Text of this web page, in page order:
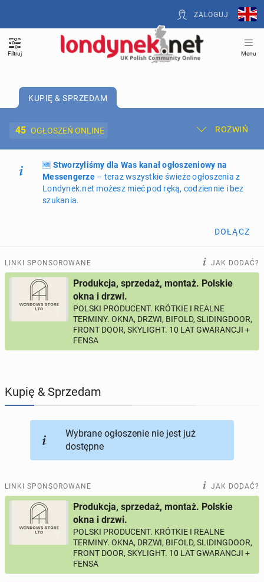
ZALOGUJ
Filtruj Menu
KUPIĘ & SPRZEDAM
45 OGŁOSZEŃ ONLINE ROZWIŃ
Dodaj ogłoszenie Moje ogłoszenia
Oferta i cennik ogłoszeń
ogłoszeń online
PROFILE KANDYDATÓW 303profile online
USŁUGI 169ogłoszeń online
MOTORYZACJA 12ogłoszeń online
🆕 Stworzyliśmy dla Was kanał ogłoszeniowy na
Messengerze– teraz wszystkie świeże ogłoszenia z
Londynek.net możesz mieć pod ręką, codziennie i bez
szukania.
DOŁĄCZ
LINKI SPONSOROWANE JAK DODAĆ?
Produkcja, sprzedaż, montaż. Polskie
okna i drzwi.
POLSKI PRODUCENT. KRÓTKIE I REALNE
TERMINY. OKNA, DRZWI, BIFOLD, SLIDINGDOOR,
FRONT DOOR, SKYLIGHT. 10 LAT GWARANCJI +
FENSA
Kupię & Sprzedam
Wybrane ogłoszenie nie jest już
dostępne
LINKI SPONSOROWANE JAK DODAĆ?
Produkcja, sprzedaż, montaż. Polskie
okna i drzwi.
POLSKI PRODUCENT. KRÓTKIE I REALNE
TERMINY. OKNA, DRZWI, BIFOLD, SLIDINGDOOR,
FRONT DOOR, SKYLIGHT. 10 LAT GWARANCJI +
FENSA